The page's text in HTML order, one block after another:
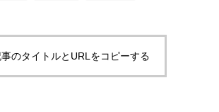
事のタイトルとURLをコピーする